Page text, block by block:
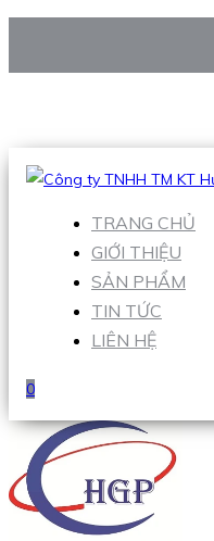
Hotline:0938 906 663
TRANG CHỦ
GIỚI THIỆU
SẢN PHẨM
TIN TỨC
LIÊN HỆ
0